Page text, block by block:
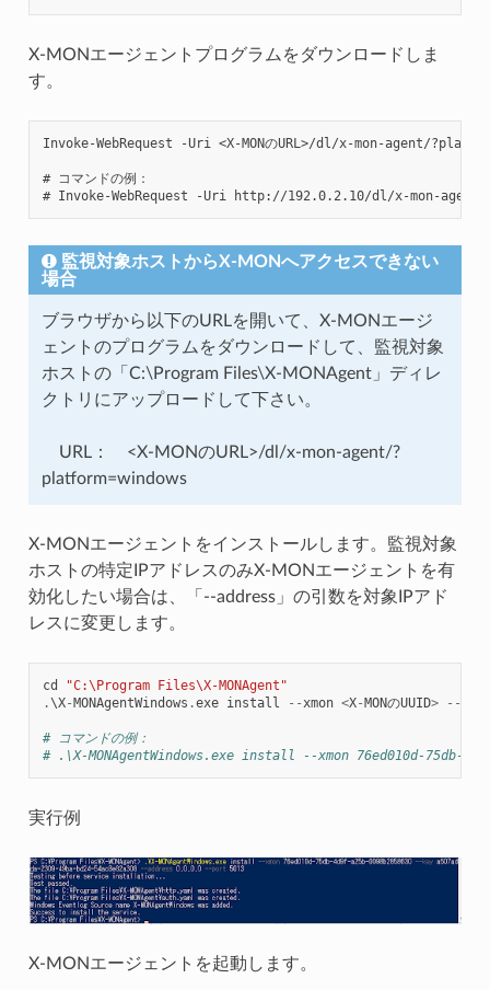
X-MONエージェントプログラムをダウンロードしま
す。
Invoke-WebRequest -Uri <X-MONのURL>/dl/x-mon-agent/
# コマンドの例：
監視対象ホストからX-MONへアクセスできない
場合
ブラウザから以下のURLを開いて、X-MONエージ
ェントのプログラムをダウンロードして、監視対象
ホストの「C:\Program Files\X-MONAgent」ディレ
クトリにアップロードして下さい。
URL： <X-MONのURL>/dl/x-mon-agent/?
platform=windows
X-MONエージェントをインストールします。監視対象
ホストの特定IPアドレスのみX-MONエージェントを有
効化したい場合は、「--address」の引数を対象IPアド
レスに変更します。
cd
"C:\Program Files\X-MONAgent"
.\X- MONAgentWindows .exe install --xmon <X- MONのUUID> --
# コマンドの例：
# .\X-MONAgentWindows.exe install --xmon 76ed010d-75db-
実行例
X-MONエージェントを起動します。